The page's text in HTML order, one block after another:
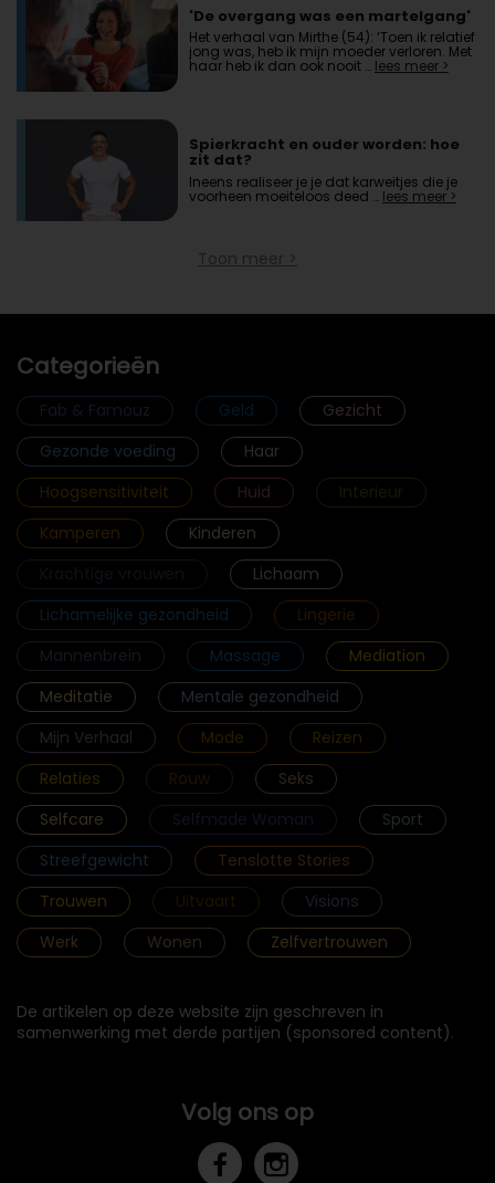
'De overgang was een martelgang'
Het verhaal van Mirthe (54): ‘Toen ik relatief
jong was, heb ik mijn moeder verloren. Met
haar heb ik dan ook nooit … lees meer >
Spierkracht en ouder worden: hoe
zit dat?
Ineens realiseer je je dat karweitjes die je
voorheen moeiteloos deed … lees meer >
Toon meer >
Categorieën
Fab & Famouz Geld
Gezicht
Gezonde voeding
Haar
Hoogsensitiviteit
Huid
Interieur
Kamperen
Kinderen
Lichaam
Lichamelijke gezondheid
Lingerie
Mannenbrein
Massage
Mediation
Meditatie
Mentale gezondheid
Mijn Verhaal
Mode
Reizen
Relaties
Rouw
Seks
Selfcare
Selfmade Woman
Sport
Streefgewicht
Tenslotte Stories
Trouwen
Uitvaart
Visions
Werk
Wonen Zelfvertrouwen
De artikelen op deze website zijn geschreven in
samenwerking met derde partijen (sponsored content).
Volg ons op